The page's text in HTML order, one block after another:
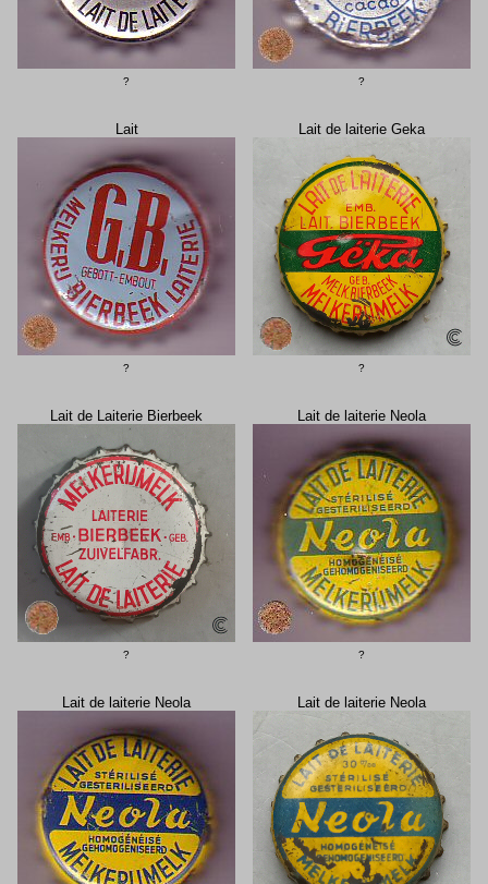
? ?
Lait
?
Lait de laiterie Geka
?
Lait de Laiterie Bierbeek
?
Lait de laiterie Neola
?
Lait de laiterie Neola Lait de laiterie Neola